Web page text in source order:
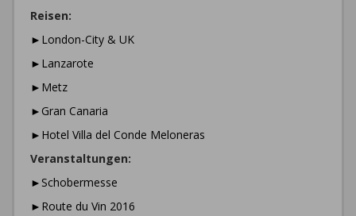
Reisen:
►London-City & UK
►Lanzarote
►Metz
►Gran Canaria
►Hotel Villa del Conde Meloneras
Veranstaltungen:
►Schobermesse
►Route du Vin 2016